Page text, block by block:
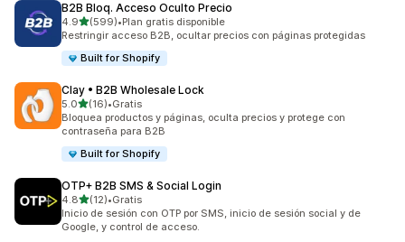
B2B Bloq. Acceso Oculto Precio
4.9de 5 estrellas
(599)
599 reseñas en total
•Plan gratis disponible
Restringir acceso B2B, ocultar precios con páginas protegidas
Built for Shopify
Clay • B2B Wholesale Lock
5.0de 5 estrellas
(16)
16 reseñas en total
•Gratis
Bloquea productos y páginas, oculta precios y protege con
contraseña para B2B
Built for Shopify
OTP+ B2B SMS & Social Login
4.8de 5 estrellas
(12)
12 reseñas en total
•Gratis
Inicio de sesión con OTP por SMS, inicio de sesión social y de
Google, y control de acceso.